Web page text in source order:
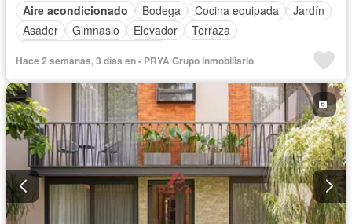
Aire acondicionado
Bodega Cocina equipada
Jardín
Asador
Gimnasio Elevador
Terraza
Hace 2 semanas, 3 días en - PRYA Grupo inmobiliario